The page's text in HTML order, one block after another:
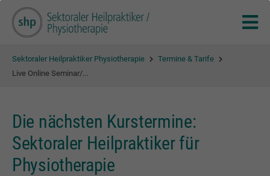
Sektoraler Heilpraktiker Physiotherapie
Termine & Tarife
Live Online Seminar/...
Die nächsten Kurstermine:
Sektoraler Heilpraktiker für
Physiotherapie